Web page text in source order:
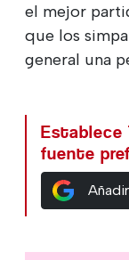
el mejor
que los
general una
Establece
fuente